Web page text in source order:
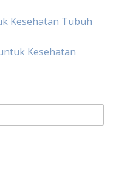
Kesehatan Tubuh
Kesehatan